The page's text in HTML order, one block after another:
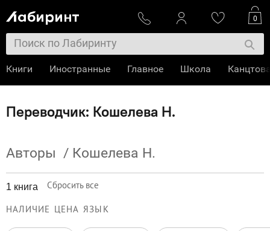
Переводчик: Кошелева Н.
Авторы / Кошелева Н.
1 книга Сбросить все
НАЛИЧИЕ ЦЕНА ЯЗЫК
0
Книги Иностранные Главное Школа